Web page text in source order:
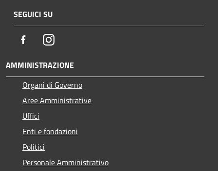
SEGUICI SU
FacebookInstagram
AMMINISTRAZIONE
Organi di Governo
Aree Amministrative
Uffici
Enti e fondazioni
Politici
Personale Amministrativo